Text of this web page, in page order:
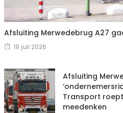
Afsluiting Merwedebrug A27
19 juli 2026
Afsluiting
Transport
meedenken